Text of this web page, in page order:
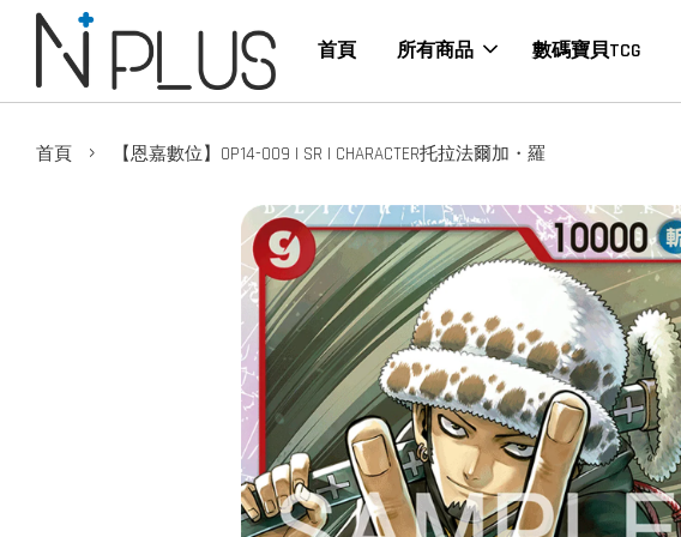
首頁 所有商品 數碼寶貝TCG
首頁 › 【恩嘉數位】OP14-009 | SR | CHARACTER托拉法爾加・羅